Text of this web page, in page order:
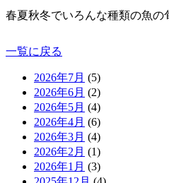
春夏秋冬でいろんな種類の魚の
一覧に戻る
2026年7月 (5)
2026年6月 (2)
2026年5月 (4)
2026年4月 (6)
2026年3月 (4)
2026年2月 (1)
2026年1月 (3)